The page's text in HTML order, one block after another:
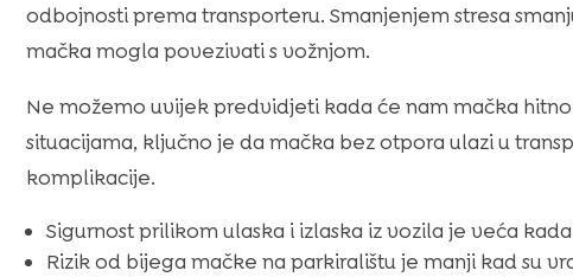
odbojnosti prema transporteru. Smanjenjem stresa
mačka mogla povezivati s vožnjom.
Ne možemo uvijek predvidjeti kada će nam mačka
situacijama, ključno je da mačka bez otpora ulazi u
komplikacije.
Sigurnost prilikom ulaska i izlaska iz vozila je veća
Rizik od bijega mačke na parkiralištu je manji kad su